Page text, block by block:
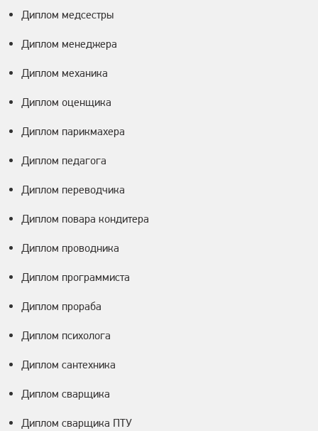
Диплом медсестры
Диплом менеджера
Диплом механика
Диплом оценщика
Диплом парикмахера
Диплом педагога
Диплом переводчика
Диплом повара кондитера
Диплом проводника
Диплом программиста
Диплом прораба
Диплом психолога
Диплом сантехника
Диплом сварщика
Диплом сварщика ПТУ